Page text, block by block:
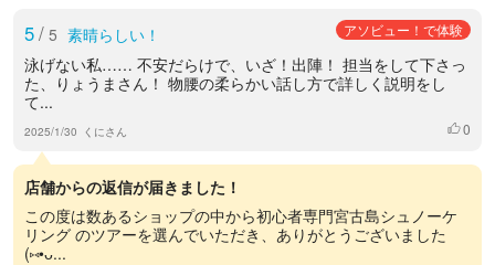
5/ 5 素晴らしい！ アソビュー！で体験
泳げない私…… 不安だらけで、いざ！出陣！ 担当をして下さっ
た、りょうまさん！ 物腰の柔らかい話し方で詳しく説明をし
て...
2025/1/30 くにさん いいね
0
店舗からの返信が届きました！
この度は数あるショップの中から初心者専門宮古島シュノーケ
リング のツアーを選んでいただき、ありがとうございました
(⑅•ᴗ...